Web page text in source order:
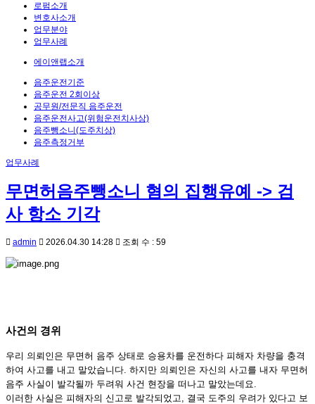
로펌소개
변호사소개
업무분야
업무사례
에이앤랩소개
음주운전기준
음주운전 2회이상
공무원/전문직 음주운전
음주운전사고(위험운전치사상)
음주뺑소니(도주치상)
음주측정거부
업무사례
무면허음주뺑소니 혐의 집행유예 -> 검
사 항소 기각
admin 2026.04.30 14:28 조회 수 : 59
사건의 경위
우리 의뢰인은 무면허 음주 상태로 승용차를 운전하다 피해자 차량을 충격
하여 사고를 내고 말았습니다. 하지만 의뢰인은 자신의 사고를 내자 무면허
음주 사실이 발각될까 두려워 사건 현장을 떠나고 말았는데요.
이러한 사실은 피해자의 신고로 발각되었고, 결국 도주의 우려가 있다고 보